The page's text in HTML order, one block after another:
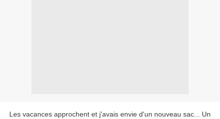
Les vacances approchent et j'avais envie d'un nouveau sac... Un